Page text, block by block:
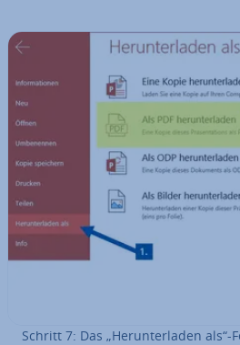
Schritt 7: Das „Her­un­ter­la­den